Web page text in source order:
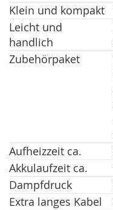
Klein und kompakt
Leicht und
handlich
Zubehörpaket
Aufheizzeit ca.
Akkulaufzeit ca.
Dampfdruck
Extra langes Kabel